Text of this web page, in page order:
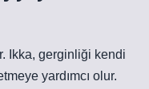
Ikka, gerginliği kendi
yardımcı olur.